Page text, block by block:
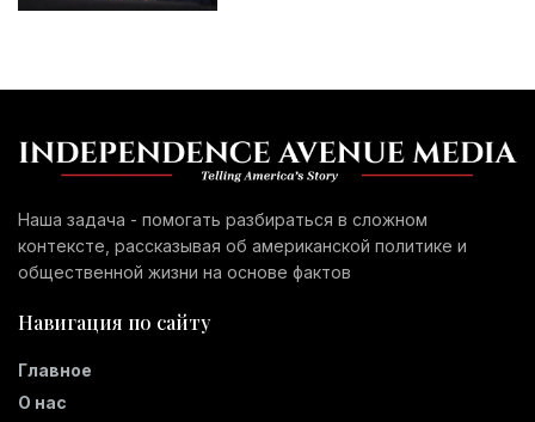
Наша задача - помогать разбираться в сложном
контексте, рассказывая об американской политике и
общественной жизни на основе фактов
Навигация по сайту
Главное
О нас